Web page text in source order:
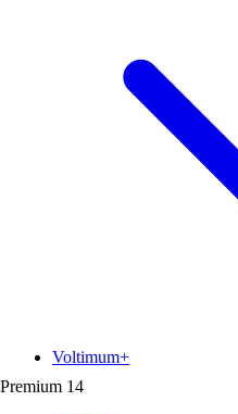
Premium 14
Voltimum+